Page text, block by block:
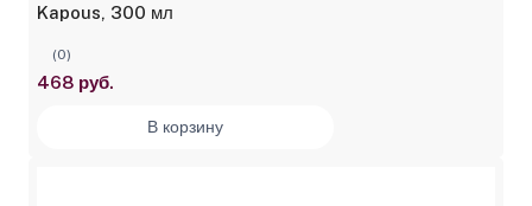
Kapous, 300 мл
(0)
468 руб.
В корзину